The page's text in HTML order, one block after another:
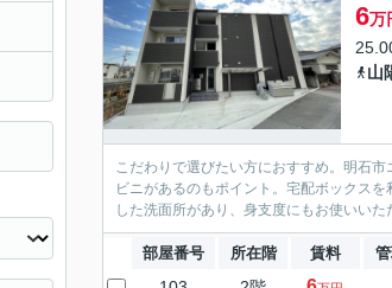
6万
山
こだわりで選びたい方におすすめ。明石
ビニがあるのもポイント。宅配ボックス
した洗面所があり、身支度にもお使いい
部屋番号 所在階 賃料